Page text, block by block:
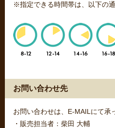
※指定できる時間帯は、以下の通
お問い合わせ先
お問い合わせは、E-MAILにて承
・販売担当者：柴田 大輔